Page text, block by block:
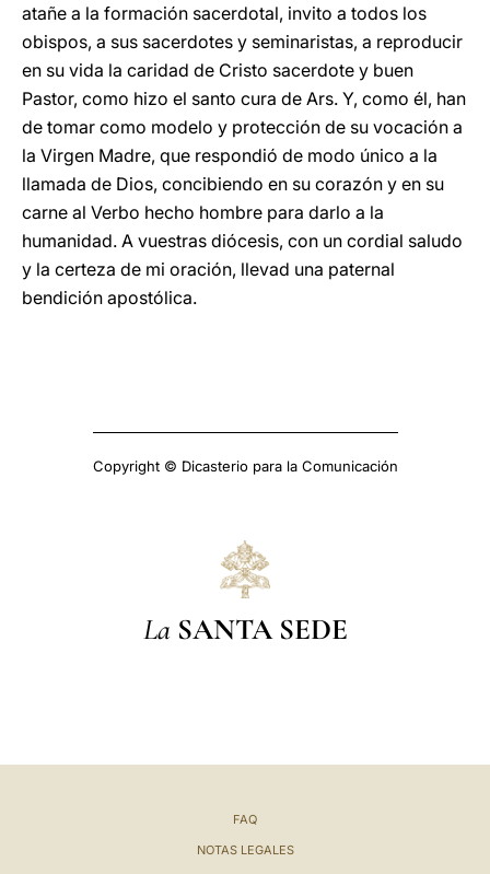
atañe a la formación sacerdotal, invito a todos los
obispos, a sus sacerdotes y seminaristas, a reproducir
en su vida la caridad de Cristo sacerdote y buen
Pastor, como hizo el santo cura de Ars. Y, como él, han
de tomar como modelo y protección de su vocación a
la Virgen Madre, que respondió de modo único a la
llamada de Dios, concibiendo en su corazón y en su
carne al Verbo hecho hombre para darlo a la
humanidad. A vuestras diócesis, con un cordial saludo
y la certeza de mi oración, llevad una paternal
bendición apostólica.
Copyright © Dicasterio para la Comunicación
La SANTA SEDE
FAQ
NOTAS LEGALES